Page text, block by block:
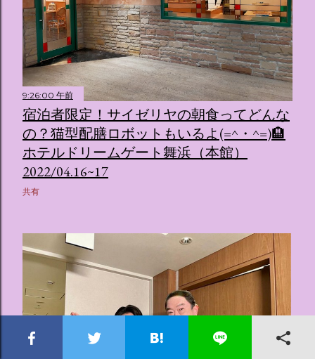
9:26:00 午前
宿泊者限定！サイゼリヤの朝食ってどんな
の？猫型配膳ロボットもいるよ(=^・^=)🏨
ホテルドリームゲート舞浜（本館）
2022/04.16~17
共有